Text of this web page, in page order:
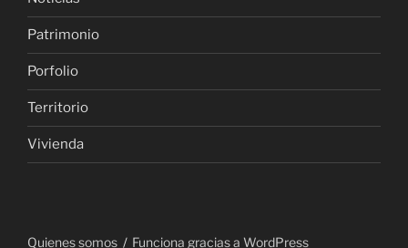
Patrimonio
Porfolio
Territorio
Vivienda
Quienes somos Funciona gracias a WordPress